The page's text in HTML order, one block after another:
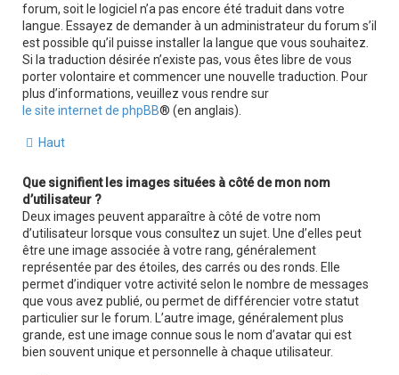
forum, soit le logiciel n’a pas encore été traduit dans votre
langue. Essayez de demander à un administrateur du forum s’il
est possible qu’il puisse installer la langue que vous souhaitez.
Si la traduction désirée n’existe pas, vous êtes libre de vous
porter volontaire et commencer une nouvelle traduction. Pour
plus d’informations, veuillez vous rendre sur
le site internet de phpBB® (en anglais).
Haut
Que signifient les images situées à côté de mon nom
d’utilisateur ?
Deux images peuvent apparaître à côté de votre nom
d’utilisateur lorsque vous consultez un sujet. Une d’elles peut
être une image associée à votre rang, généralement
représentée par des étoiles, des carrés ou des ronds. Elle
permet d’indiquer votre activité selon le nombre de messages
que vous avez publié, ou permet de différencier votre statut
particulier sur le forum. L’autre image, généralement plus
grande, est une image connue sous le nom d’avatar qui est
bien souvent unique et personnelle à chaque utilisateur.